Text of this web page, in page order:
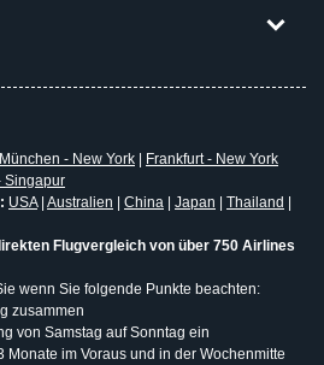
München - New York
Frankfurt - New York
Singapur
USA| Australien China Japan Thailand
Flugvergleich von über 750 Airlines
wenn Sie folgende Punkte beachten:
zusammen
von Samstag auf Sonntag ein
Monate im Voraus und in der Wochenmitte